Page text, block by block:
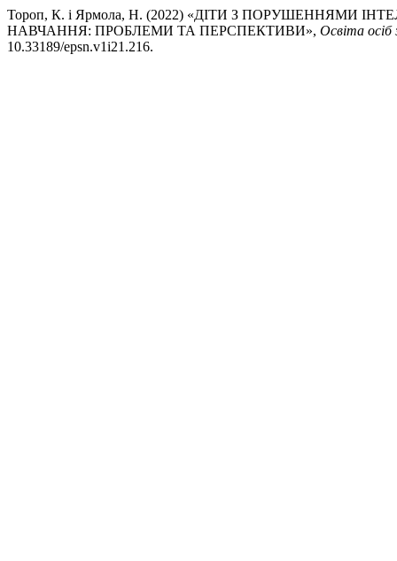
Тороп, К. і Ярмола, Н. (2022) «ДІТИ З ПОРУШЕННЯМИ
НАВЧАННЯ: ПРОБЛЕМИ ТА ПЕРСПЕКТИВИ», Освіта
10.33189/epsn.v1i21.216.